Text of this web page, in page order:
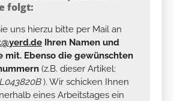
folgt:
uns hierzu bitte per Mail an
Ihren Namen und
mit. Ebenso die gewünschten
(z.B. dieser Artikel:
). Wir schicken Ihnen
eines Arbeitstages ein